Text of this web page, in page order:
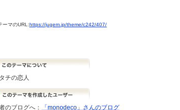
ーマのURL:https://jugem.jp/theme/c242/407/
チの恋人
のブログへ：
「monodeco」さんのブログ